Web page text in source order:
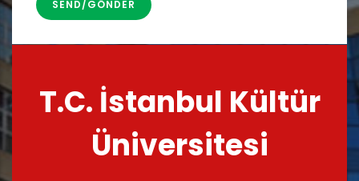
T.C. İstanbul Kültür
Üniversitesi